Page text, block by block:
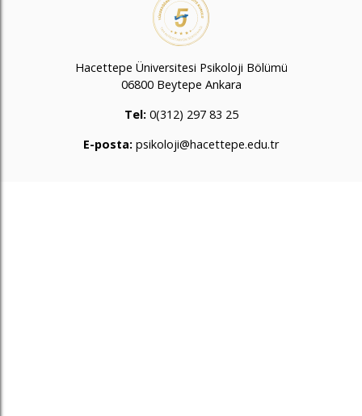
Hacettepe Üniversitesi Psikoloji Bölümü
06800 Beytepe Ankara
Tel: 0(312) 297 83 25
E-posta: psikoloji@hacettepe.edu.tr